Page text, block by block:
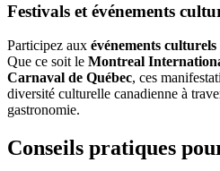
Festivals et événements
Participez aux événements
Que ce soit le Montreal
Carnaval de Québec, ces
diversité culturelle canadienne à
gastronomie.
Conseils pratiques